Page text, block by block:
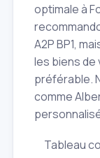
optimale à
A2P BP1,
les biens de
préférable.
comme
Tableau